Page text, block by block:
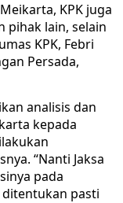
KPK juga
pihak lain, selain
KPK, Febri
Persada,
analisis dan
kepada
“Nanti Jaksa
pada
pasti